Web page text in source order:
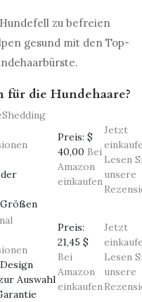
zu befreien
gesund mit den Top-
für die Hundehaare?
Preis: $
40,00 Bei
Amazon
einkaufen
Jetzt
Lesen
unsere
Auswahl
Preis:
21,45 $
Bei
Amazon
einkaufen
Jetzt
Lesen
unsere